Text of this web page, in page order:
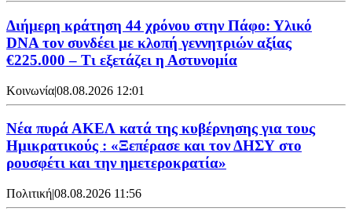
Διήμερη κράτηση 44 χρόνου στην Πάφο: Υλικό
DNA τον συνδέει με κλοπή γεννητριών αξίας
€225.000 – Τι εξετάζει η Αστυνομία
Κοινωνία|08.08.2026 12:01
Νέα πυρά ΑΚΕΛ κατά της κυβέρνησης για τους
Ημικρατικούς : «Ξεπέρασε και τον ΔΗΣΥ στο
ρουσφέτι και την ημετεροκρατία»
Πολιτική|08.08.2026 11:56